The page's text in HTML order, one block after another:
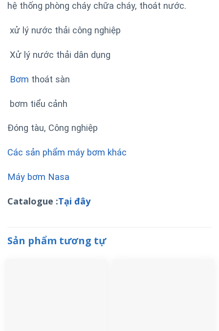
hệ thống phòng cháy chữa cháy, thoát nước.
xử lý nước thải công nghiệp
Xử lý nước thải dân dụng
Bơm thoát sàn
bơm tiểu cảnh
Đóng tàu, Công nghiệp
Các sản phẩm máy bơm khác
Máy bơm Nasa
Catalogue :Tại đây
Sản phẩm tương tự